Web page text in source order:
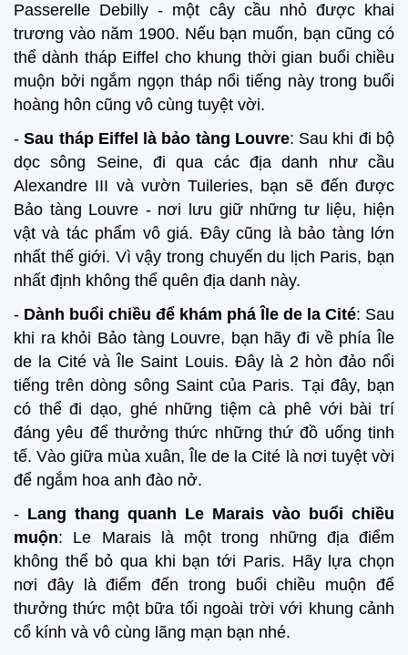
Passerelle Debilly - một cây cầu nhỏ được khai
trương vào năm 1900. Nếu bạn muốn, bạn cũng có
thể dành tháp Eiffel cho khung thời gian buổi chiều
muộn bởi ngắm ngọn tháp nổi tiếng này trong buổi
hoàng hôn cũng vô cùng tuyệt vời.
-Sau tháp Eiffel là bảo tàng Louvre: Sau khi đi bộ
dọc sông Seine, đi qua các địa danh như cầu
Alexandre III và vườn Tuileries, bạn sẽ đến được
Bảo tàng Louvre - nơi lưu giữ những tư liệu, hiện
vật và tác phẩm vô giá. Đây cũng là bảo tàng lớn
nhất thế giới. Vì vậy trong chuyến du lịch Paris, bạn
nhất định không thể quên địa danh này.
- Dành buổi chiều để khám phá Île de la Cité: Sau
khi ra khỏi Bảo tàng Louvre, bạn hãy đi về phía Île
de la Cité và Île Saint Louis. Đây là 2 hòn đảo nổi
tiếng trên dòng sông Saint của Paris. Tại đây, bạn
có thể đi dạo, ghé những tiệm cà phê với bài trí
đáng yêu để thưởng thức những thứ đồ uống tinh
tế. Vào giữa mùa xuân, Île de la Cité là nơi tuyệt vời
để ngắm hoa anh đào nở.
- Lang thang quanh Le Marais vào buổi chiều
muộn: Le Marais là một trong những địa điểm
không thể bỏ qua khi bạn tới Paris. Hãy lựa chọn
nơi đây là điểm đến trong buổi chiều muộn để
thưởng thức một bữa tối ngoài trời với khung cảnh
cổ kính và vô cùng lãng mạn bạn nhé.